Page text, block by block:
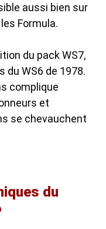
aussi bien sur
Formula.
du pack WS7,
du WS6 de 1978.
complique
et
se chevauchent
du